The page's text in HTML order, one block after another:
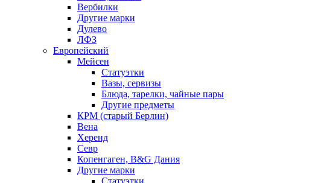
Вербилки
Другие марки
Дулево
ЛФЗ
Европейский
Мейсен
Статуэтки
Вазы, сервизы
Блюда, тарелки, чайные пары
Другие предметы
КРМ (старый Берлин)
Вена
Херенд
Севр
Копенгаген, B&G Дания
Другие марки
Статуэтки